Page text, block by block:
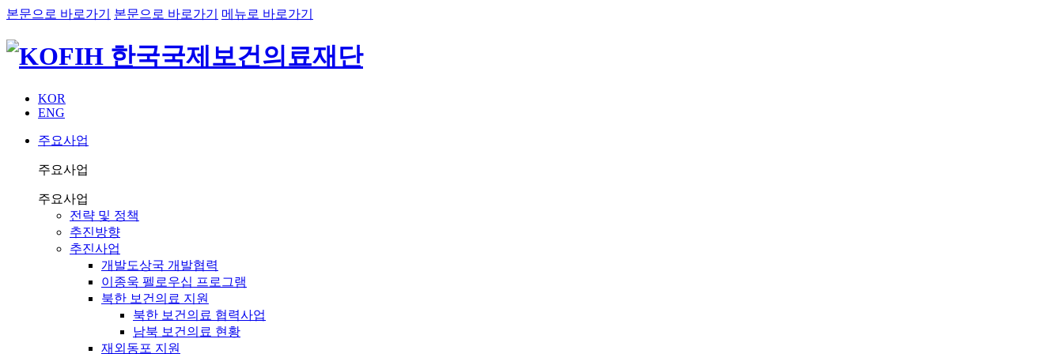
본문으로 바로가기 본문으로 바로가기 메뉴로 바로가기
KOR
ENG
주요사업
주요사업
주요사업
전략 및 정책
추진방향
추진사업
개발도상국 개발협력
이종욱 펠로우십 프로그램
북한 보건의료 지원
북한 보건의료 협력사업
남북 보건의료 현황
재외동포 지원